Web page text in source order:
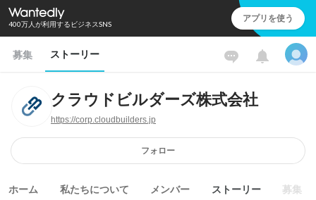
400万人が利用するビジネスSNS アプリを使う
募集 ストーリー
クラウドビルダーズ株式会社
https://corp.cloudbuilders.jp
フォロー
ホーム 私たちについて メンバー ストーリー 募集